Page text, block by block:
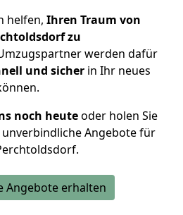
helfen, Ihren Traum von
zu
werden dafür
und sicher in Ihr neues
noch heuteoder holen Sie
Angebote für
Angebote erhalten